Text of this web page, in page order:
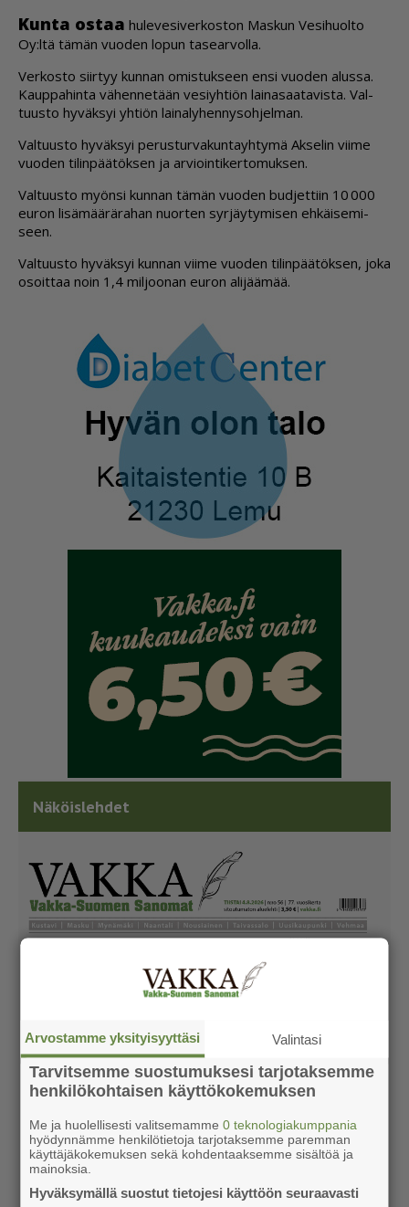
Kun­ta os­taa hu­le­ve­si­ver­kos­ton Mas­kun Ve­si­huol­to
Oy:ltä tä­män vuo­den lo­pun ta­se­ar­vol­la.
Ver­kos­to siir­tyy kun­nan omis­tuk­seen en­si vuo­den alus­sa.
Kaup­pa­hin­ta vä­hen­ne­tään ve­siyh­ti­ön lai­na­saa­ta­vis­ta. Val­
tuus­to hy­väk­syi yh­ti­ön lai­na­ly­hen­ny­soh­jel­man.
Val­tuus­to hy­väk­syi pe­rus­tur­va­kun­ta­yh­ty­mä Ak­se­lin vii­me
vuo­den ti­lin­pää­tök­sen ja ar­vi­oin­ti­ker­to­muk­sen.
Val­tuus­to myön­si kun­nan tä­män vuo­den bud­jet­tiin 10 000
eu­ron li­sä­mää­rä­ra­han nuor­ten syr­jäy­ty­mi­sen eh­käi­se­mi­
seen.
Val­tuus­to hy­väk­syi kun­nan vii­me vuo­den ti­lin­pää­tök­sen, joka
osoit­taa noin 1,4 mil­joo­nan eu­ron ali­jää­mää.
Näköislehdet
Arvostamme yksityisyyttäsi Valintasi
Tarvitsemme suostumuksesi tarjotaksemme
henkilökohtaisen käyttökokemuksen
Me ja huolellisesti valitsemamme0 teknologiakumppania
hyödynnämme henkilötietoja tarjotaksemme paremman
käyttäjäkokemuksen sekä kohdentaaksemme sisältöä ja
mainoksia.
Hyväksymällä suostut tietojesi käyttöön seuraavasti